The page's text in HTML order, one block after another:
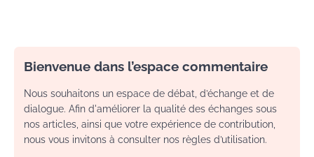
Bienvenue dans l’espace commentaire
Nous souhaitons un espace de débat, d’échange et de
dialogue. Afin d'améliorer la qualité des échanges sous
nos articles, ainsi que votre expérience de contribution,
nous vous invitons à consulter nos règles d’utilisation.